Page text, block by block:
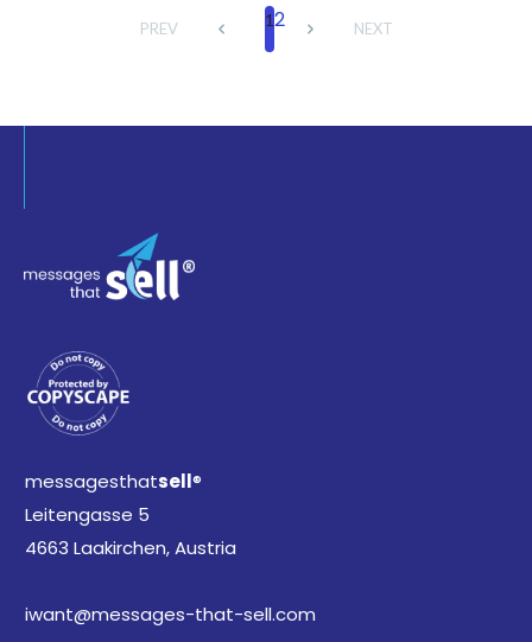
PREV 12 NEXT
messagesthatsell®
Leitengasse 5
4663 Laakirchen, Austria
iwant@messages-that-sell.com